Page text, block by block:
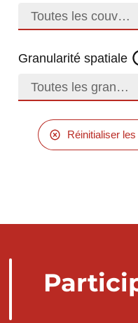
Toutes les
Granularité spatiale
Toutes les
Réinitialiser